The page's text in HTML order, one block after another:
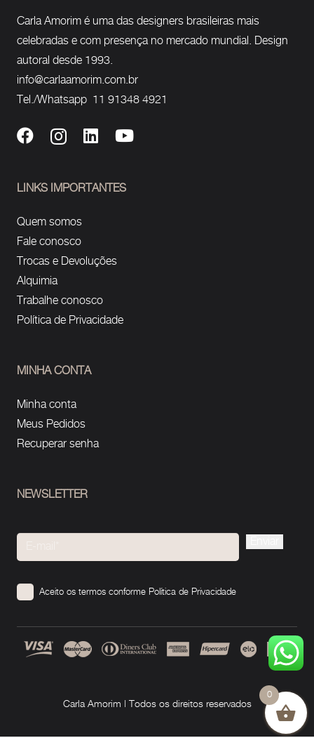
Carla Amorim é uma das designers brasileiras mais
celebradas e com presença no mercado mundial. Design
autoral desde 1993.
info@carlaamorim.com.br
Tel./Whatsapp 11 91348 4921
LINKS IMPORTANTES
Quem somos
Fale conosco
Trocas e Devoluções
Alquimia
Trabalhe conosco
Política de Privacidade
MINHA CONTA
Minha conta
Meus Pedidos
Recuperar senha
NEWSLETTER
Aceito os termos conforme Política de Privacidade
Carla Amorim | Todos os direitos reservados
0